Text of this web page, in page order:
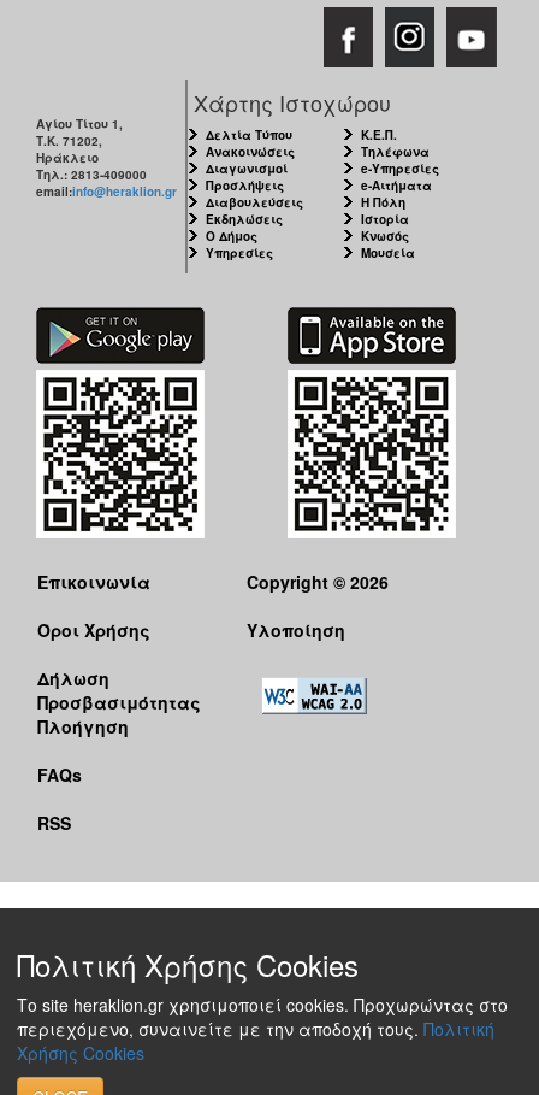
ΔΗΜΟΣ
Αγίου Τίτου 1,
Τ.Κ. 71202,
Ηράκλειο
Τηλ.: 2813-409000
email:info@heraklion.gr
Χάρτης Ιστοχώρου
Δελτία Τύπου
Ανακοινώσεις
Διαγωνισμοί
Προσλήψεις
Διαβουλεύσεις
Εκδηλώσεις
Ο Δήμος
Υπηρεσίες
Κ.Ε.Π.
Τηλέφωνα
e-Υπηρεσίες
e-Αιτήματα
Η Πόλη
Ιστορία
Κνωσός
Μουσεία
Επικοινωνία
Όροι Χρήσης
Δήλωση
Προσβασιμότητας
Πλοήγηση
FAQs
RSS
Copyright © 2026
Υλοποίηση
Πολιτική Χρήσης Cookies
Το site heraklion.gr χρησιμοποιεί cookies. Προχωρώντας στο
περιεχόμενο, συναινείτε με την αποδοχή τους. Πολιτική
Χρήσης Cookies